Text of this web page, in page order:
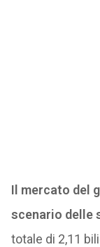
Il mercato del
scenario delle
totale di 2,11